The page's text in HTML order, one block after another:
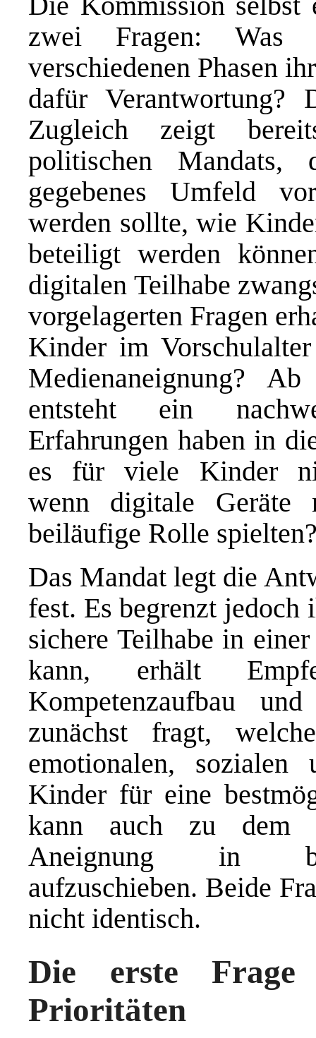
zwei Fragen: Was
verschiedenen Phasen
dafür
Zugleich zeigt
politischen
gegebenes Umfeld
werden sollte, wie
beteiligt werden
digitalen Teilhabe
vorgelagerten Fragen
Kinder im
Medienaneignung?
entsteht ein
Erfahrungen haben in
es für viele Kinder
wenn digitale
beiläufige Rolle
Das Mandat legt die
fest. Es begrenzt jedoch
sichere Teilhabe in
kann, erhält
Kompetenzaufbau
zunächst fragt,
emotionalen, sozialen
Kinder für eine
kann auch zu dem
Aneignung in
aufzuschieben. Beide
nicht identisch.
Die erste Frage
Prioritäten